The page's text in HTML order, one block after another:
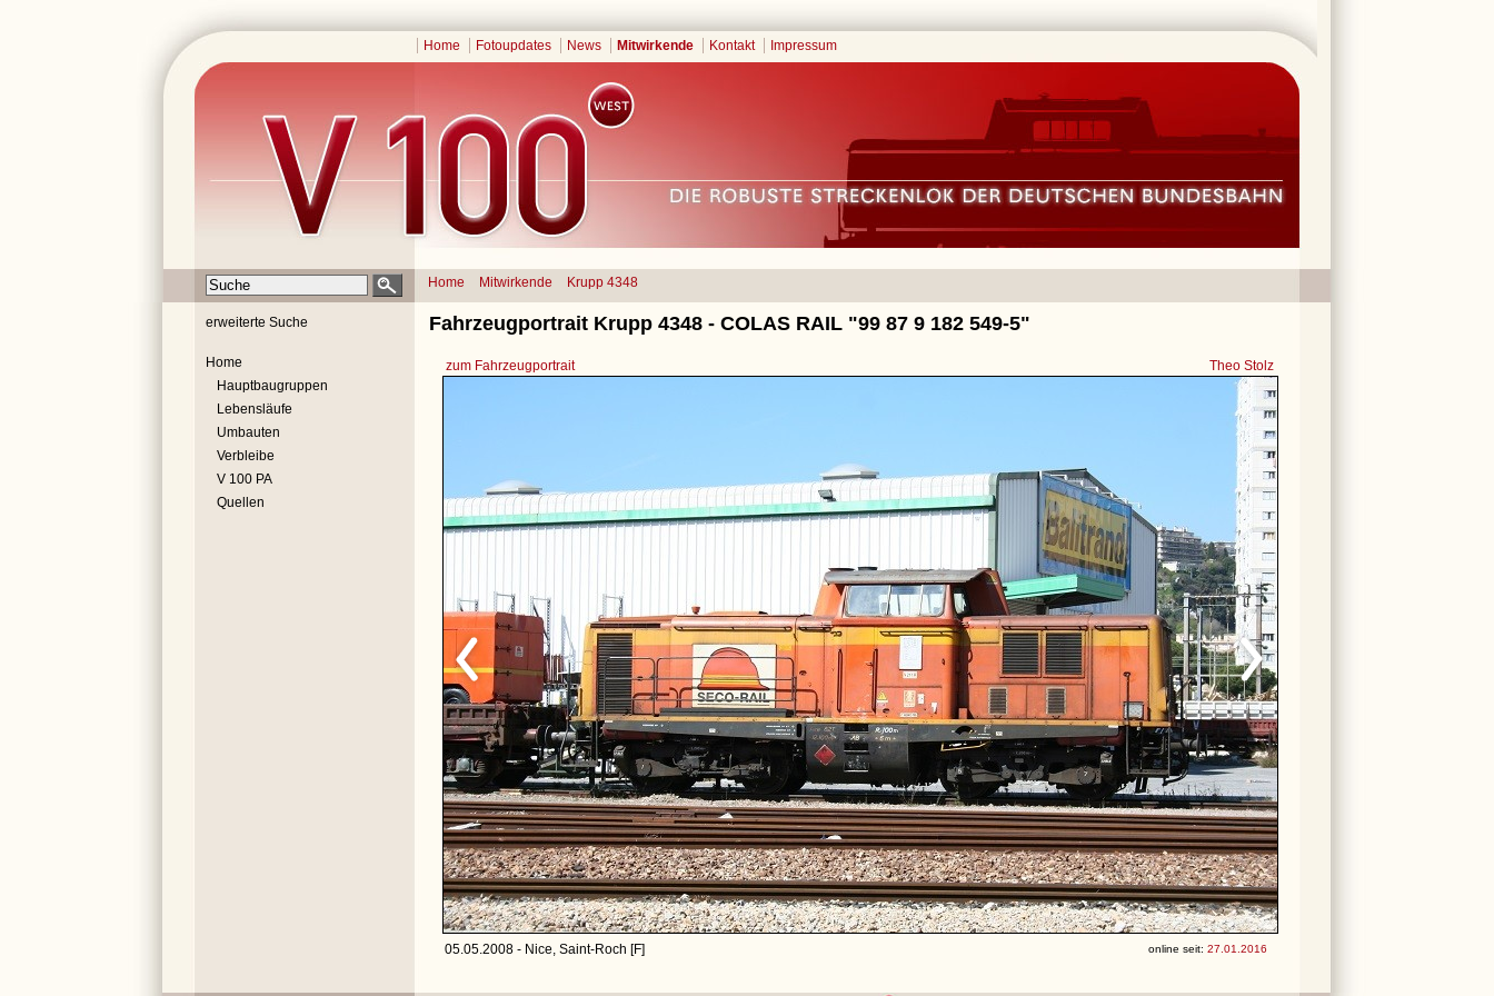
Home Fotoupdates News Mitwirkende Kontakt Impressum
Home Mitwirkende Krupp 4348
erweiterte Suche
Home
Hauptbaugruppen
Lebensläufe
Umbauten
Verbleibe
V 100 PA
Quellen
Fahrzeugportrait Krupp 4348 - COLAS RAIL "99 87 9 182 549-5"
zum Fahrzeugportrait Theo Stolz
05.05.2008 - Nice, Saint-Roch [F] online seit: 27.01.2016